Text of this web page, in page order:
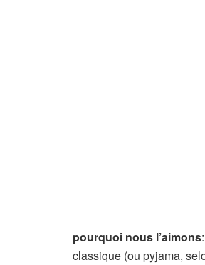
pourquoi nous l’aimons
classique (ou pyjama,